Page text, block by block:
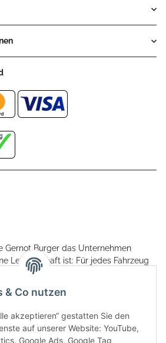
Gernot Burger das Unternehmen
Leidenschaft ist: Für jedes Fahrzeug
- passgenau und individuell.
Kundenrückmeldungen kamen
Hardtopständer hinzu.
in Deutschland produziert und
und Materialien gefertigt.
& Co nutzen
akzeptieren“ gestatten Sie den
auf unserer Website: YouTube,
Google Ads, Google Tag